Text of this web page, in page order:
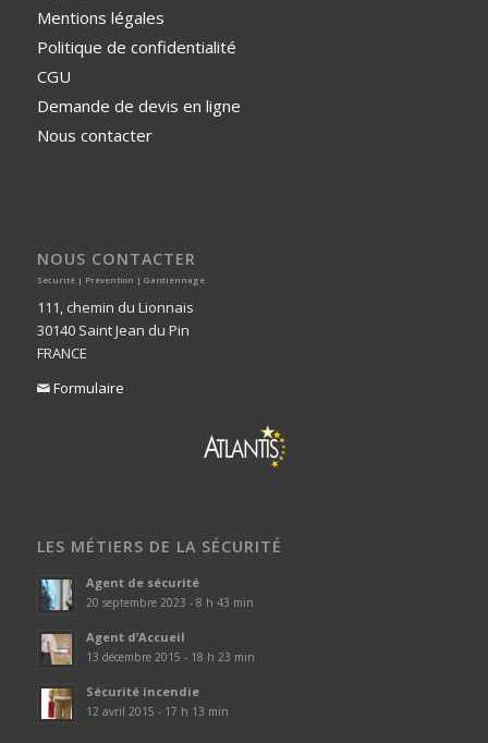
Mentions légales
Politique de confidentialité
CGU
Demande de devis en ligne
Nous contacter
NOUS CONTACTER
Sécurité | Prévention | Gardiennage
111, chemin du Lionnais
30140 Saint Jean du Pin
FRANCE
 Formulaire
LES MÉTIERS DE LA SÉCURITÉ
Agent de sécurité
20 septembre 2023 - 8 h 43 min
Agent d’Accueil
13 décembre 2015 - 18 h 23 min
Sécurité incendie
12 avril 2015 - 17 h 13 min